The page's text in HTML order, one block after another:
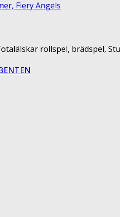
Fiery Angels
rollspel, brädspel,